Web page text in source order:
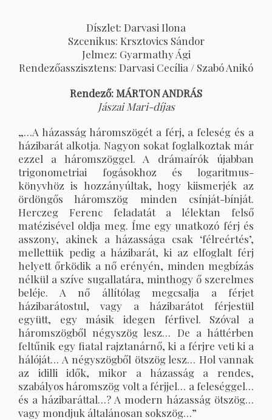
Díszlet: Darvasi Ilona
Szcenikus: Krsztovics Sándor
Jelmez: Gyarmathy Ági
Rendezőasszisztens: Darvasi Cecília / Szabó Anikó
Rendező: MÁRTON ANDRÁS
Jászai Mari-díjas
„…A házasság háromszögét a férj, a feleség és a
házibarát alkotja. Nagyon sokat foglalkoztak már
ezzel a háromszöggel. A drámaírók újabban
trigonometriai fogásokhoz és logaritmus-
könyvhöz is hozzányúltak, hogy kiismerjék az
ördöngős háromszög minden csínját-bínját.
Herczeg Ferenc feladatát a lélektan felső
matézisével oldja meg. Íme egy unatkozó férj és
asszony, akinek a házassága csak ‘félreértés’,
mellettük pedig a házibarát, ki az elfoglalt férj
helyett őrködik a nő erényén, minden megbízás
nélkül a szíve sugallatára, minthogy ő szerelmes
beléje. A nő állítólag megcsalja a férjet
házibarátostul, vagy a házibarátot férjestül
együtt, egy másik idegen férfivel. Szóval a
háromszögből négyszög lesz… De a háttérben
feltűnik egy fiatal rajztanárnő, ki a férjre veti ki a
hálóját… A négyszögből ötszög lesz… Hol vannak
az idilli idők, mikor a házasság a rendes,
szabályos háromszög volt a férjjel… a feleséggel…
és a házibaráttal…? A modern házasság ötszög…
vagy mondjuk általánosan sokszög…”